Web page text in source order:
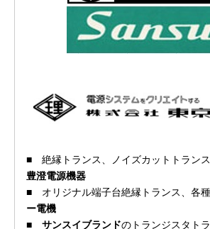
■
絶縁トランス、ノイズカットトラン
豊澄電源機器
■
オリジナル端子台絶縁トランス、各
ー電機
■
サンスイブランドのトランジスタト